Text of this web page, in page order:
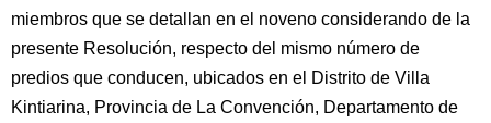
miembros que se detallan en el noveno considerando de la
presente Resolución, respecto del mismo número de
predios que conducen, ubicados en el Distrito de Villa
Kintiarina, Provincia de La Convención, Departamento de